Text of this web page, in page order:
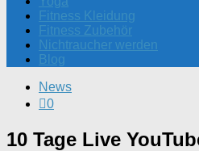
Fitness Kleidung
Fitness Zubehör
Nichtraucher werden
Blog
News
0
10 Tage Live